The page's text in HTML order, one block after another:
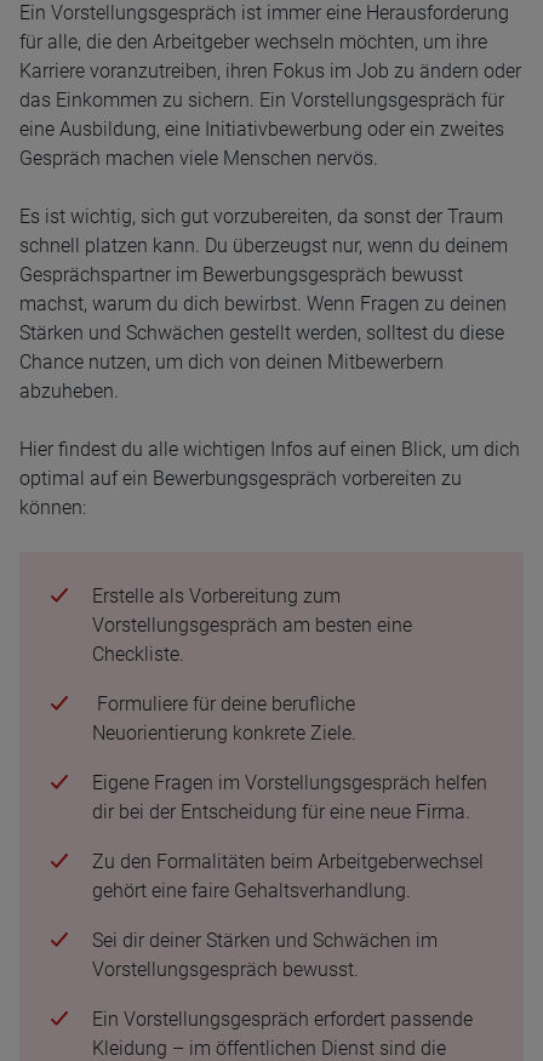
Ein Vorstellungsgespräch ist immer eine Herausforderung
für alle, die den Arbeitgeber wechseln möchten, um ihre
Karriere voranzutreiben, ihren Fokus im Job zu ändern oder
das Einkommen zu sichern. Ein Vorstellungsgespräch für
eine Ausbildung, eine Initiativbewerbung oder ein zweites
Gespräch machen viele Menschen nervös.
Es ist wichtig, sich gut vorzubereiten, da sonst der Traum
schnell platzen kann. Du überzeugst nur, wenn du deinem
Gesprächspartner im Bewerbungsgespräch bewusst
machst, warum du dich bewirbst. Wenn Fragen zu deinen
Stärken und Schwächen gestellt werden, solltest du diese
Chance nutzen, um dich von deinen Mitbewerbern
abzuheben.
Hier findest du alle wichtigen Infos auf einen Blick, um dich
optimal auf ein Bewerbungsgespräch vorbereiten zu
können:
Erstelle als Vorbereitung zum
Vorstellungsgespräch am besten eine
Checkliste.
Formuliere für deine berufliche
Neuorientierung konkrete Ziele.
Eigene Fragen im Vorstellungsgespräch helfen
dir bei der Entscheidung für eine neue Firma.
Zu den Formalitäten beim Arbeitgeberwechsel
gehört eine faire Gehaltsverhandlung.
Sei dir deiner Stärken und Schwächen im
Vorstellungsgespräch bewusst.
Ein Vorstellungsgespräch erfordert passende
Kleidung – im öffentlichen Dienst sind die